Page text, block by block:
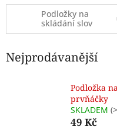
Podložky na
skládání slov
Nejprodávanější
Podložka
prvňáčky
SKLADEM
49 Kč